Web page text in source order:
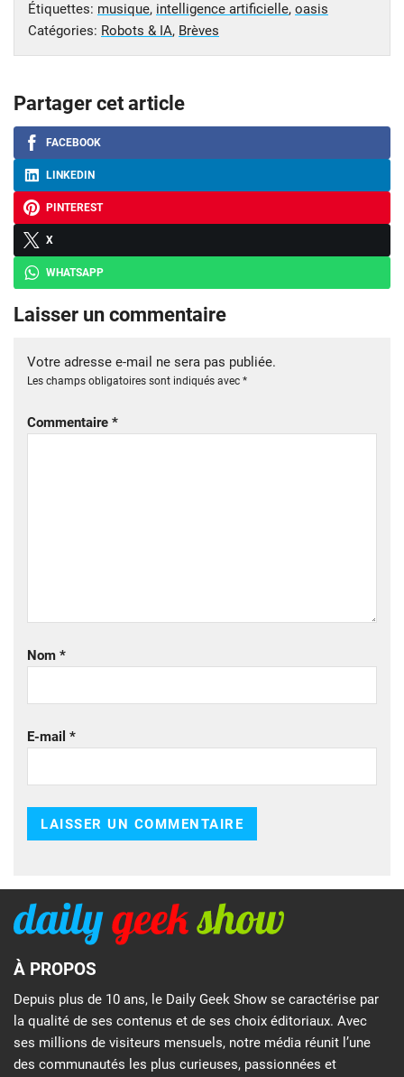
Étiquettes: musique, intelligence artificielle, oasis
Catégories: Robots & IA, Brèves
Partager cet article
FACEBOOK
LINKEDIN
PINTEREST
X
WHATSAPP
Laisser un commentaire
Votre adresse e-mail ne sera pas publiée.
Les champs obligatoires sont indiqués avec *
Commentaire *
Nom *
E-mail *
À PROPOS
Depuis plus de 10 ans, le Daily Geek Show se caractérise par
la qualité de ses contenus et de ses choix éditoriaux. Avec
ses millions de visiteurs mensuels, notre média réunit l’une
des communautés les plus curieuses, passionnées et